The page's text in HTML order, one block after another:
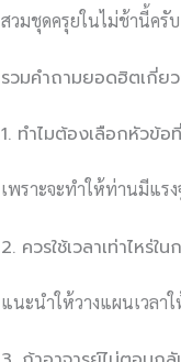
สวมชุดครุยในไม่ช้านี้ครับ
รวมคำถามยอดฮิตเกี่ย
1. ทำไมต้องเลือกหัวข้อ
เพราะจะทำให้ท่านมีแร
2. ควรใช้เวลาเท่าไหร่ใ
แนะนำให้วางแผนเวลา